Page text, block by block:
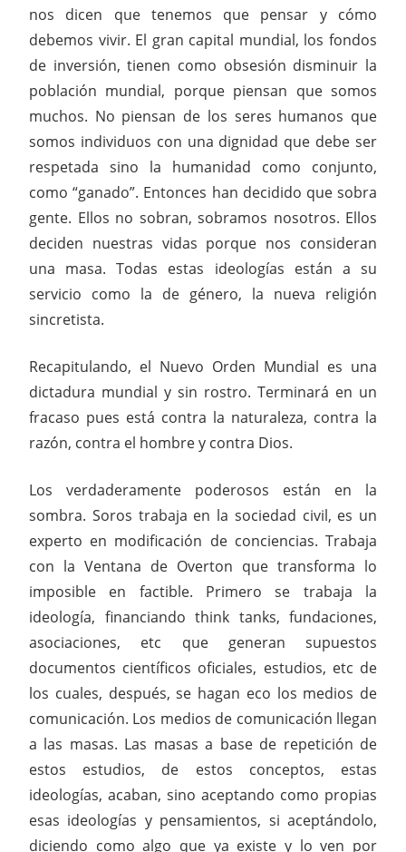
nos dicen que tenemos que pensar y cómo
debemos vivir. El gran capital mundial, los fondos
de inversión, tienen como obsesión disminuir la
población mundial, porque piensan que somos
muchos. No piensan de los seres humanos que
somos individuos con una dignidad que debe ser
respetada sino la humanidad como conjunto,
como “ganado”. Entonces han decidido que sobra
gente. Ellos no sobran, sobramos nosotros. Ellos
deciden nuestras vidas porque nos consideran
una masa. Todas estas ideologías están a su
servicio como la de género, la nueva religión
sincretista.
Recapitulando, el Nuevo Orden Mundial es una
dictadura mundial y sin rostro. Terminará en un
fracaso pues está contra la naturaleza, contra la
razón, contra el hombre y contra Dios.
Los verdaderamente poderosos están en la
sombra. Soros trabaja en la sociedad civil, es un
experto en modificación de conciencias. Trabaja
con la Ventana de Overton que transforma lo
imposible en factible. Primero se trabaja la
ideología, financiando think tanks, fundaciones,
asociaciones, etc que generan supuestos
documentos científicos oficiales, estudios, etc de
los cuales, después, se hagan eco los medios de
comunicación. Los medios de comunicación llegan
a las masas. Las masas a base de repetición de
estos estudios, de estos conceptos, estas
ideologías, acaban, sino aceptando como propias
esas ideologías y pensamientos, si aceptándolo,
diciendo como algo que ya existe y lo ven por